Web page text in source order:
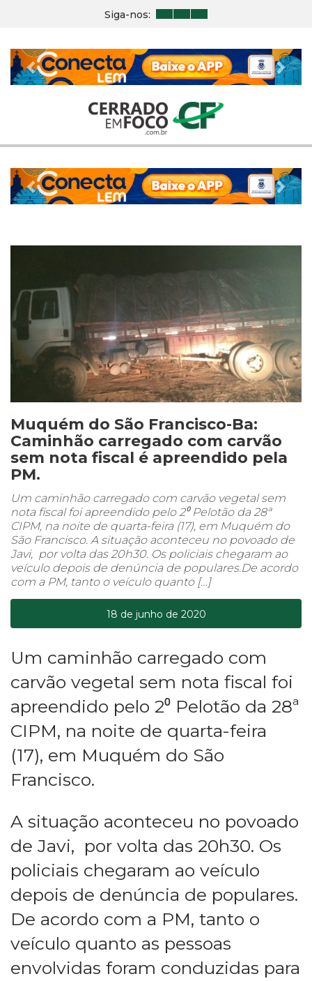
Siga-nos:
Previous Next
Previous Next
Muquém do São Francisco-Ba:
Caminhão carregado com carvão
sem nota fiscal é apreendido pela
PM.
Um caminhão carregado com carvão vegetal sem
nota fiscal foi apreendido pelo 2⁰ Pelotão da 28ª
CIPM, na noite de quarta-feira (17), em Muquém do
São Francisco. A situação aconteceu no povoado de
Javi, por volta das 20h30. Os policiais chegaram ao
veículo depois de denúncia de populares.De acordo
com a PM, tanto o veículo quanto […]
18 de junho de 2020
Um caminhão carregado com
carvão vegetal sem nota fiscal foi
apreendido pelo 2⁰ Pelotão da 28ª
CIPM, na noite de quarta-feira
(17), em Muquém do São
Francisco.
A situação aconteceu no povoado
de Javi, por volta das 20h30. Os
policiais chegaram ao veículo
depois de denúncia de populares.
De acordo com a PM, tanto o
veículo quanto as pessoas
envolvidas foram conduzidas para